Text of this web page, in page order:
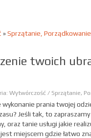
»Sprzątanie, Porządkowanie
twoich
Wytwórczość / Sprzątanie,
wykonanie prania twojej
Jeśli tak, to
oraz tanie usługi jakie
miejscem gdzie łatwo